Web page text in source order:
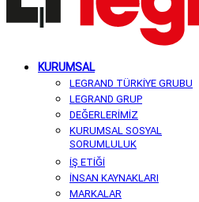
KURUMSAL
LEGRAND TÜRKİYE GRUBU
LEGRAND GRUP
DEĞERLERİMİZ
KURUMSAL SOSYAL
SORUMLULUK
İŞ ETİĞİ
İNSAN KAYNAKLARI
MARKALAR